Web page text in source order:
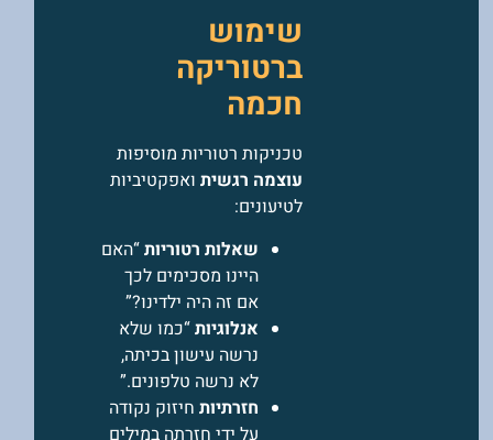
שימוש
ברטוריקה
חכמה
טכניקות רטוריות מוסיפות
עוצמה רגשית ואפקטיביות
לטיעונים:
שאלות רטוריות“האם
היינו מסכימים לכך
אם זה היה ילדינו?”
אנלוגיות“כמו שלא
נרשה עישון בכיתה,
לא נרשה טלפונים.”
חזרתיות חיזוק נקודה
על ידי חזרתה במילים